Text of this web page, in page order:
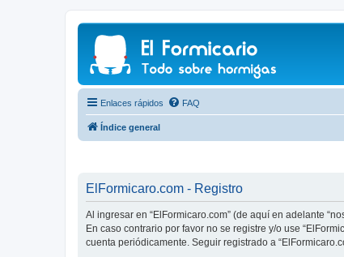
Enlaces rápidos FAQ
Índice general
ElFormicaro.com - Registro
Al ingresar en “ElFormicaro.com” (de aquí en adelante
En caso contrario por favor no se registre y/o use
cuenta periódicamente. Seguir registrado a